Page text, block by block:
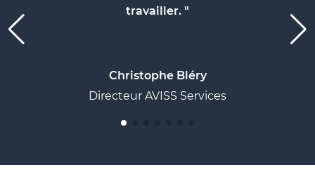
travailler. "
Christophe Bléry
Directeur AVISS Services